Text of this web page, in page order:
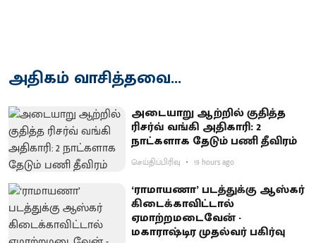
அதிகம் வாசித்தவை...
அடையாறு ஆற்றில் குதித்த
ரிசர்வ் வங்கி அதிகாரி: 2
நாட்களாக தேடும் பணி தீவிரம்
செய்திப்பிரிவு 19 hours ago
‘ராமாயணா’ படத்துக்கு ஆஸ்கர்
கிடைக்காவிட்டால்
ஏமாற்றமடைவேன் -
மகாராஷ்டிர முதல்வர் பகிர்வு